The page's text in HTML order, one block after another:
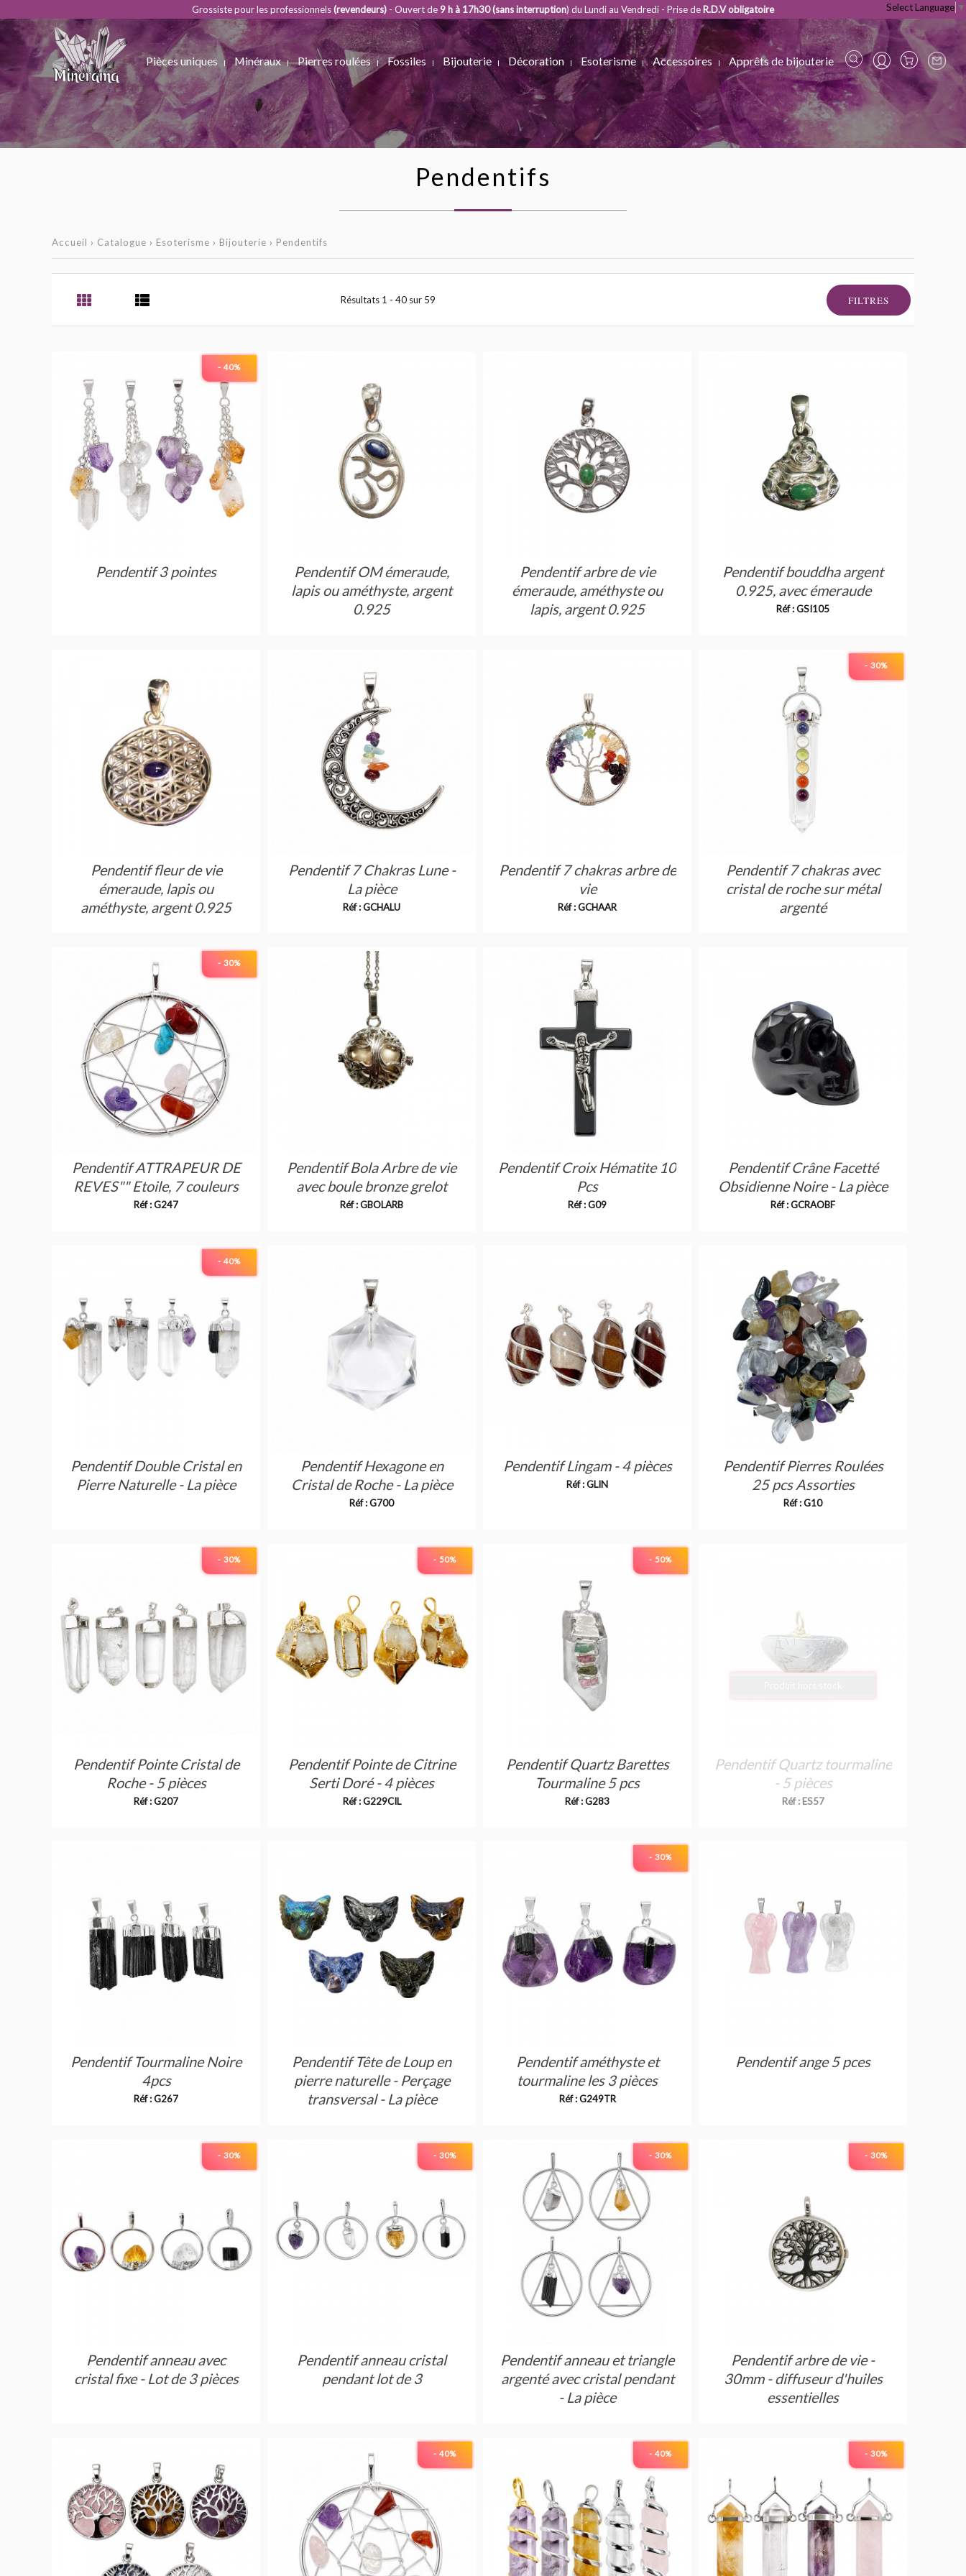
Select Language ▼
Grossiste pour les professionnels(revendeurs) - Ouvert de9 h à 17h30 (sans interruption) du Lundi au Vendredi - Prise de R.D.V obligatoire
Pièces uniques Minéraux Pierres roulées Fossiles Bijouterie Décoration Esoterisme Accessoires Apprêts de bijouterie
Pendentifs
Accueil › Catalogue › Esoterisme › Bijouterie › Pendentifs
Résultats 1 - 40 sur 59 FILTRES
- 40%
Pendentif 3 pointes
Pendentif OM émeraude,
lapis ou améthyste, argent
0.925
Pendentif arbre de vie
émeraude, améthyste ou
lapis, argent 0.925
Pendentif bouddha argent
0.925, avec émeraude
Réf : GSI105
Pendentif fleur de vie
émeraude, lapis ou
améthyste, argent 0.925
Pendentif 7 Chakras Lune -
La pièce
Réf : GCHALU
Pendentif 7 chakras arbre de
vie
Réf : GCHAAR
- 30%
Pendentif 7 chakras avec
cristal de roche sur métal
argenté
- 30%
Pendentif ATTRAPEUR DE
REVES"" Etoile, 7 couleurs
Réf : G247
Pendentif Bola Arbre de vie
avec boule bronze grelot
Réf : GBOLARB
Pendentif Croix Hématite 10
Pcs
Réf : G09
Pendentif Crâne Facetté
Obsidienne Noire - La pièce
Réf : GCRAOBF
- 40%
Pendentif Double Cristal en
Pierre Naturelle - La pièce
Pendentif Hexagone en
Cristal de Roche - La pièce
Réf : G700
Pendentif Lingam - 4 pièces
Réf : GLIN
Pendentif Pierres Roulées
25 pcs Assorties
Réf : G10
- 30%
Pendentif Pointe Cristal de
Roche - 5 pièces
Réf : G207
- 50%
Pendentif Pointe de Citrine
Serti Doré - 4 pièces
Réf : G229CIL
- 50%
Pendentif Quartz Barettes
Tourmaline 5 pcs
Réf : G283
Pendentif Quartz tourmaline
- 5 pièces
Réf : ES57
Pendentif Tourmaline Noire
4pcs
Réf : G267
Pendentif Tête de Loup en
pierre naturelle - Perçage
transversal - La pièce
- 30%
Pendentif améthyste et
tourmaline les 3 pièces
Réf : G249TR
Pendentif ange 5 pces
- 30%
Pendentif anneau avec
cristal fixe - Lot de 3 pièces
- 30%
Pendentif anneau cristal
pendant lot de 3
- 30%
Pendentif anneau et triangle
argenté avec cristal pendant
- La pièce
- 30%
Pendentif arbre de vie -
30mm - diffuseur d'huiles
essentielles
- 40% - 40% - 30%